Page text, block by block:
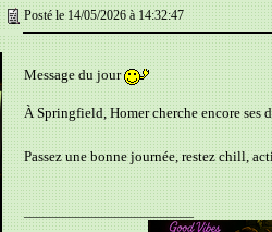
Posté le 14/05/2026 à 14:32:47
Message du jour
À Springfield, Homer cherche encore
Passez une bonne journée, restez chill,
__________________________